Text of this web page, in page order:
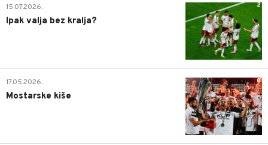
2
15.07.2026.
Ipak valja bez kralja?
0
17.05.2026.
Mostarske kiše